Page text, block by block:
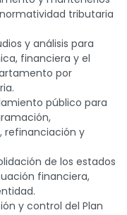
tributaria
y análisis para
financiera y el
por
público para
refinanciación y
de los estados
financiera,
y control del Plan